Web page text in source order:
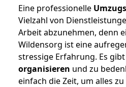
Eine professionelle
Vielzahl von
Arbeit abzunehmen, denn
Wildensorg ist eine
stressige Erfahrung. Es
organisieren und zu
einfach die Zeit, um alles